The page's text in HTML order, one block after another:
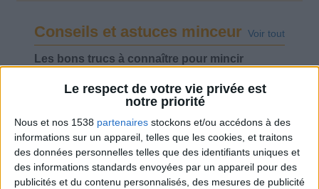
Le respect de votre vie privée est
notre priorité
Nous et nos 1538 partenaires stockons et/ou accédons à des
informations sur un appareil, telles que les cookies, et traitons
des données personnelles telles que des identifiants uniques et
des informations standards envoyées par un appareil pour des
publicités et du contenu personnalisés, des mesures de publicité
Conseils et astuces minceur Voir tout
Les bons trucs à connaître pour mincir
expliqués par le créateur du programme
Savoir Maigrir.